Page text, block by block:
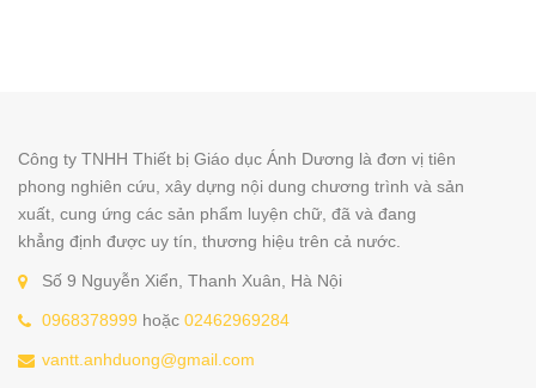
Công ty TNHH Thiết bị Giáo dục Ánh Dương là đơn vị tiên
phong nghiên cứu, xây dựng nội dung chương trình và sản
xuất, cung ứng các sản phẩm luyện chữ, đã và đang
khẳng định được uy tín, thương hiệu trên cả nước.
Số 9 Nguyễn Xiển, Thanh Xuân, Hà Nội
0968378999 hoặc 02462969284
vantt.anhduong@gmail.com